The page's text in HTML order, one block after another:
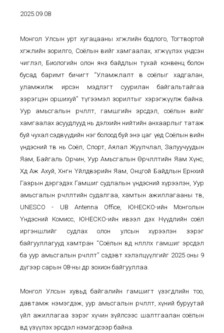
2025.09.08
Монгол Улсын урт хугацааны хөгжлийн бодлого, Тогтвортой
хөгжлийн зорилго, Соёлын өвийг хамгаалах, хөгжүүлэх үндсэн
чиглэл, Биологийн олон янз байдлын тухай конвенц болон
бусад баримт бичигт “Уламжлалт өв соёлыг хадгалан,
уламжилж ирсэн мэдлэгт суурилан байгальтайгаа
зэрэгцэн оршихуй” түгээмэл зорилтыг хэрэгжүүлж байна.
Уур амьсгалын өөрчлөлт, гамшгийн эрсдэл, соёлын өвийг
хамгаалах асуудлууд нь дэлхийн нийтийн анхаарлыг татаж
буй чухал сэдвүүдийн нэг болоод буй энэ цаг үед Соёлын өвийн
үндэсний төв нь Соёл, Спорт, Аялал Жуулчлал, Залуучуудын
Яам, Байгаль Орчин, Уур Амьсгалын Өөрчлөлтийн Яам Хүнс,
Хөдөө Аж Ахуй, Хөнгөн Үйлдвэрийн Яам, Онцгой Байдлын Ерөнхий
Газрын дэргэдэх Гамшиг судлалын үндэсний хүрээлэн, Уур
амьсгалын өөрчлөлтийн судалгаа, хамтын ажиллагааны төв,
UNESCO - UB Antenna Office, ЮНЕСКО-ийн Монголын
Үндэсний Комисс, ЮНЕСКО-ийн ивээл дэх Нүүдлийн соёл
иргэншлийг судлах олон улсын хүрээлэн зэрэг
байгууллагууд хамтран “Соёлын өвд нөлөөлөлх гамшиг эрсдэл
ба уур амьсгалын өөрчлөлт” сэдэвт хэлэлцүүлгийг 2025 оны 9
дүгээр сарын 08-ны өдөр зохион байгууллаа.
Монгол Улсын хувьд байгалийн гамшигт үзэгдлийн тоо,
давтамж нэмэгдэж, уур амьсгалын өөрчлөлт, хүний буруутай
үйл ажиллагаа зэрэг хүчин зүйлсээс шалтгаалан соёлын
өвд үзүүлэх эрсдэл нэмэгдсээр байна.